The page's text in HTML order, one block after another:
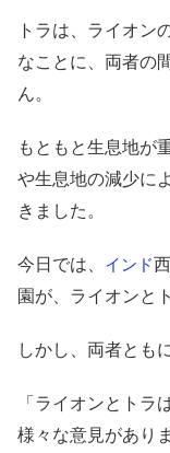
トラは、ライオン
なことに、両者の
ん。
もともと生息地が
や生息地の減少に
きました。
今日では、 インド
園が、ライオンと
しかし、両者とも
「ライオンとトラ
様々な意見があり